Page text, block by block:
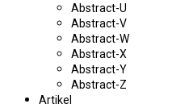
Abstract-U
Abstract-V
Abstract-W
Abstract-X
Abstract-Y
Abstract-Z
Artikel